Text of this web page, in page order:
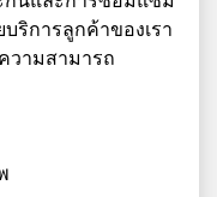
ริการลูกค้าของเรา
วามสามารถ